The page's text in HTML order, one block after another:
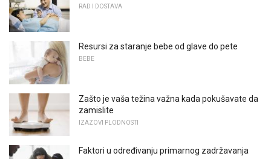
RAD I DOSTAVA
Resursi za staranje bebe od glave do pete
BEBE
Zašto je vaša težina važna kada pokušavate da
zamislite
IZAZOVI PLODNOSTI
Faktori u određivanju primarnog zadržavanja